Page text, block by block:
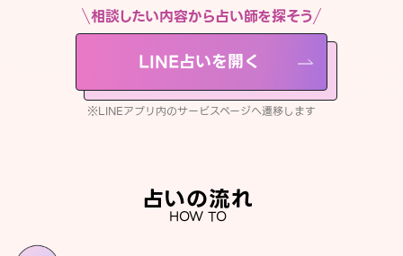
相談したい内容から占い師を探そう
LINE占いを開く
※LINEアプリ内のサービスページへ遷移します
占いの流れ
HOW TO